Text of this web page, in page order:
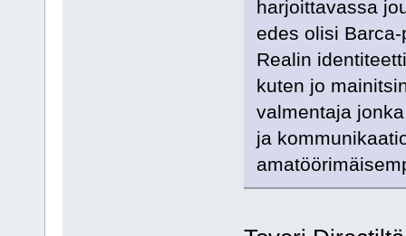
harjoittavassa
edes olisi
Realin
kuten jo
valmentaja
ja